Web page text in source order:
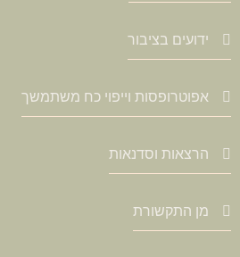
ידועים בציבור
אפוטרופסות וייפוי כח משתמשך
הרצאות וסדנאות
מן התקשורת